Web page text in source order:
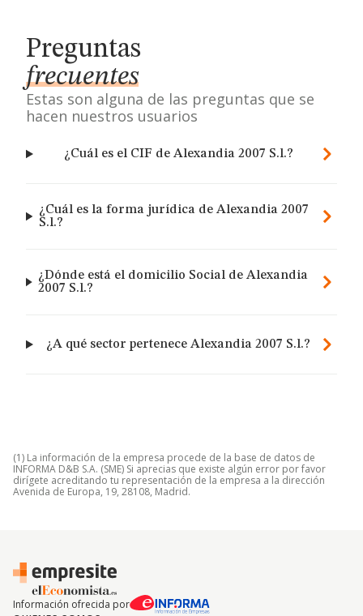
Preguntas
frecuentes
Estas son alguna de las preguntas que se
hacen nuestros usuarios
¿Cuál es el CIF de Alexandia 2007 S.l.?
¿Cuál es la forma jurídica de Alexandia 2007
S.l.?
¿Dónde está el domicilio Social de Alexandia
2007 S.l.?
¿A qué sector pertenece Alexandia 2007 S.l.?
(1) La información de la empresa procede de la base de datos de
INFORMA D&B S.A. (SME) Si aprecias que existe algún error por favor
dirígete acreditando tu representación de la empresa a la dirección
Avenida de Europa, 19, 28108, Madrid.
Información ofrecida por